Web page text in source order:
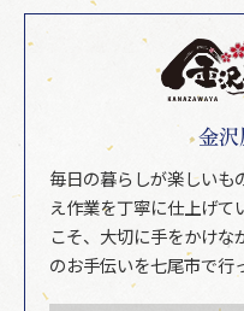
金
毎日の暮らしが楽しいも
え作業を丁寧に仕上げて
こそ、大切に手をかけな
のお手伝いを七尾市で行